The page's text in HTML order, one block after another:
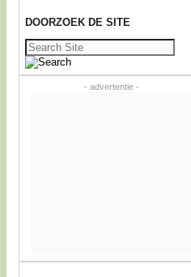
DOORZOEK DE SITE
Zoeken
naar:
- advertentie -